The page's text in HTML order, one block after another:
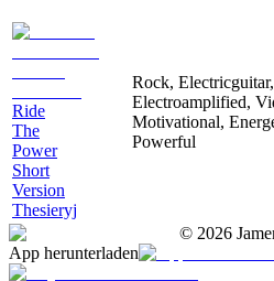
Ride
The
Power
Short
Version
Thesieryj
Rock, Electricguitar,
Electroamplified,
Motivational,
Powerful
© 2026
App herunterladen